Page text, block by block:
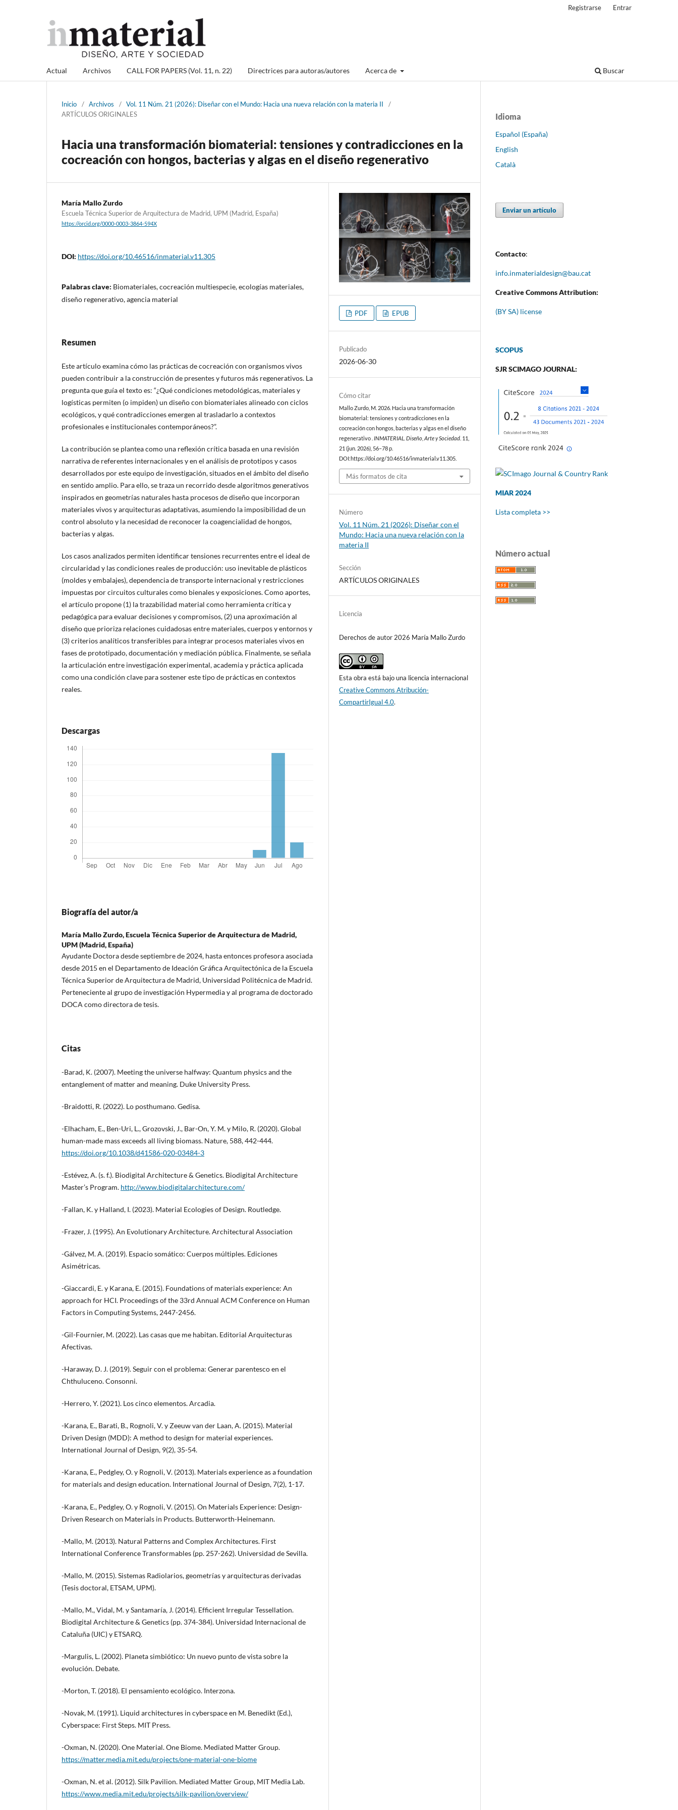
Actual Archivos CALL FOR PAPERS (Vol. 11, n. 22) Directrices para autoras/autores Acerca de Buscar
Registrarse Entrar
Inicio / Archivos / Vol. 11 Núm. 21 (2026): Diseñar con el Mundo: Hacia una nueva relación con la materia II
/
ARTÍCULOS ORIGINALES
Hacia una transformación biomaterial: tensiones y contradicciones en la
cocreación con hongos, bacterias y algas en el diseño regenerativo
María Mallo Zurdo
Escuela Técnica Superior de Arquitectura de Madrid, UPM (Madrid, España)
https://orcid.org/0000-0003-3864-594X
DOI: https://doi.org/10.46516/inmaterial.v11.305
Palabras clave: Biomateriales, cocreación multiespecie, ecologías materiales,
diseño regenerativo, agencia material
Resumen
Este artículo examina cómo las prácticas de cocreación con organismos vivos
pueden contribuir a la construcción de presentes y futuros más regenerativos. La
pregunta que guía el texto es: “¿Qué condiciones metodológicas, materiales y
logísticas permiten (o impiden) un diseño con biomateriales alineado con ciclos
ecológicos, y qué contradicciones emergen al trasladarlo a contextos
profesionales e institucionales contemporáneos?”.
La contribución se plantea como una reflexión crítica basada en una revisión
narrativa de referentes internacionales y en el análisis de prototipos y casos
desarrollados por este equipo de investigación, situados en el ámbito del diseño
en sentido amplio. Para ello, se traza un recorrido desde algoritmos generativos
inspirados en geometrías naturales hasta procesos de diseño que incorporan
materiales vivos y arquitecturas adaptativas, asumiendo la imposibilidad de un
control absoluto y la necesidad de reconocer la coagencialidad de hongos,
bacterias y algas.
Los casos analizados permiten identificar tensiones recurrentes entre el ideal de
circularidad y las condiciones reales de producción: uso inevitable de plásticos
(moldes y embalajes), dependencia de transporte internacional y restricciones
impuestas por circuitos culturales como bienales y exposiciones. Como aportes,
el artículo propone (1) la trazabilidad material como herramienta crítica y
pedagógica para evaluar decisiones y compromisos, (2) una aproximación al
diseño que prioriza relaciones cuidadosas entre materiales, cuerpos y entornos y
(3) criterios analíticos transferibles para integrar procesos materiales vivos en
fases de prototipado, documentación y mediación pública. Finalmente, se señala
la articulación entre investigación experimental, academia y práctica aplicada
como una condición clave para sostener este tipo de prácticas en contextos
reales.
Descargas
Biografía del autor/a
María Mallo Zurdo,Escuela Técnica Superior de Arquitectura de Madrid,
UPM (Madrid, España)
Ayudante Doctora desde septiembre de 2024, hasta entonces profesora asociada
desde 2015 en el Departamento de Ideación Gráfica Arquitectónica de la Escuela
Técnica Superior de Arquitectura de Madrid, Universidad Politécnica de Madrid.
Perteneciente al grupo de investigación Hypermedia y al programa de doctorado
DOCA como directora de tesis.
Citas
-Barad, K. (2007). Meeting the universe halfway: Quantum physics and the
entanglement of matter and meaning. Duke University Press.
-Braidotti, R. (2022). Lo posthumano. Gedisa.
-Elhacham, E., Ben-Uri, L., Grozovski, J., Bar-On, Y. M. y Milo, R. (2020). Global
human-made mass exceeds all living biomass. Nature, 588, 442-444.
https://doi.org/10.1038/d41586-020-03484-3
-Estévez, A. (s. f.). Biodigital Architecture & Genetics. Biodigital Architecture
Master’s Program. http://www.biodigitalarchitecture.com/
-Fallan, K. y Halland, I. (2023). Material Ecologies of Design. Routledge.
-Frazer, J. (1995). An Evolutionary Architecture. Architectural Association
-Gálvez, M. A. (2019). Espacio somático: Cuerpos múltiples. Ediciones
Asimétricas.
-Giaccardi, E. y Karana, E. (2015). Foundations of materials experience: An
approach for HCI. Proceedings of the 33rd Annual ACM Conference on Human
Factors in Computing Systems, 2447-2456.
-Gil-Fournier, M. (2022). Las casas que me habitan. Editorial Arquitecturas
Afectivas.
-Haraway, D. J. (2019). Seguir con el problema: Generar parentesco en el
Chthuluceno. Consonni.
-Herrero, Y. (2021). Los cinco elementos. Arcadia.
-Karana, E., Barati, B., Rognoli, V. y Zeeuw van der Laan, A. (2015). Material
Driven Design (MDD): A method to design for material experiences.
International Journal of Design, 9(2), 35-54.
-Karana, E., Pedgley, O. y Rognoli, V. (2013). Materials experience as a foundation
for materials and design education. International Journal of Design, 7(2), 1-17.
-Karana, E., Pedgley, O. y Rognoli, V. (2015). On Materials Experience: Design-
Driven Research on Materials in Products. Butterworth-Heinemann.
-Mallo, M. (2013). Natural Patterns and Complex Architectures. First
International Conference Transformables (pp. 257-262). Universidad de Sevilla.
-Mallo, M. (2015). Sistemas Radiolarios, geometrías y arquitecturas derivadas
(Tesis doctoral, ETSAM, UPM).
-Mallo, M., Vidal, M. y Santamaría, J. (2014). Efficient Irregular Tessellation.
Biodigital Architecture & Genetics (pp. 374-384). Universidad Internacional de
Cataluña (UIC) y ETSARQ.
-Margulis, L. (2002). Planeta simbiótico: Un nuevo punto de vista sobre la
evolución. Debate.
-Morton, T. (2018). El pensamiento ecológico. Interzona.
-Novak, M. (1991). Liquid architectures in cyberspace en M. Benedikt (Ed.),
Cyberspace: First Steps. MIT Press.
-Oxman, N. (2020). One Material. One Biome. Mediated Matter Group.
https://matter.media.mit.edu/projects/one-material-one-biome
-Oxman, N. et al. (2012). Silk Pavilion. Mediated Matter Group, MIT Media Lab.
https://www.media.mit.edu/projects/silk-pavilion/overview/
PDF EPUB
Publicado
2026-06-30
Cómo citar
Mallo Zurdo, M. 2026. Hacia una transformación
biomaterial: tensiones y contradicciones en la
cocreación con hongos, bacterias y algas en el diseño
regenerativo .INMATERIAL. Diseño, Arte y Sociedad . 11,
21 (jun. 2026), 56–78 p.
DOI:https://doi.org/10.46516/inmaterial.v11.305.
Más formatos de cita
Número
Vol. 11 Núm. 21 (2026): Diseñar con el
Mundo: Hacia una nueva relación con la
materia II
Sección
ARTÍCULOS ORIGINALES
Licencia
Derechos de autor 2026 María Mallo Zurdo
Esta obra está bajo una licencia internacional
Creative Commons Atribución-
CompartirIgual 4.0.
Idioma
Español (España)
English
Català
Enviar un artículo
Contacto:
info.inmaterialdesign@bau.cat
Creative Commons Attribution:
(BY SA) license
SCOPUS
SJR SCIMAGO JOURNAL:
MIAR 2024
Lista completa >>
Número actual